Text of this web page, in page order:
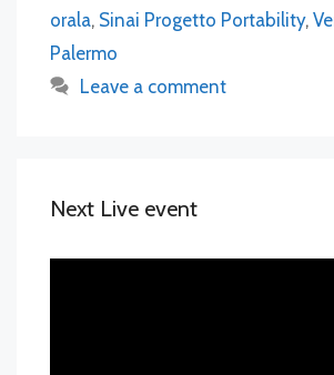
orala, Sinai Progetto Portability,
Palermo
Leave a comment
Next Live event